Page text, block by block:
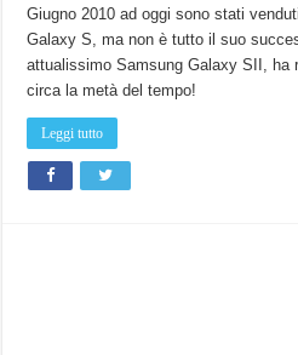
Oltre
Milioni
Galaxy
S/SII
venduti
Giugno 2010 ad oggi sono stati
Galaxy S, ma non è tutto il suo
attualissimo Samsung Galaxy SII, ha
circa la metà del tempo!
Leggi tutto